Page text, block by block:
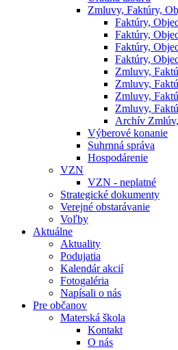
Zmluvy, Faktúry,
Faktúry,
Faktúry,
Faktúry,
Faktúry,
Zmluvy,
Zmluvy,
Zmluvy,
Zmluvy,
Archív
Výberové konanie
Suhrnná správa
Hospodárenie
VZN
VZN - neplatné
Strategické dokumenty
Verejné obstarávanie
Voľby
Aktuálne
Aktuality
Podujatia
Kalendár akcií
Fotogaléria
Napísali o nás
Pre občanov
Materská škola
Kontakt
O nás